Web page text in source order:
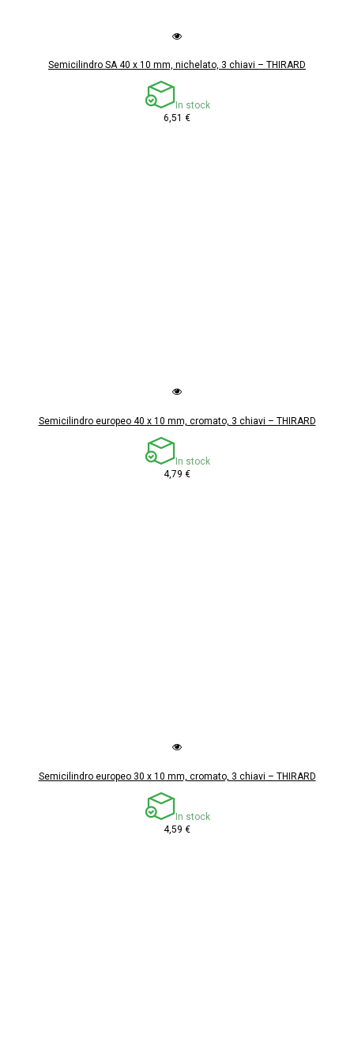
Semicilindro SA 40 x 10 mm, nichelato, 3 chiavi – THIRARD
In stock
6,51 €
Semicilindro europeo 40 x 10 mm, cromato, 3 chiavi – THIRARD
In stock
4,79 €
Semicilindro europeo 30 x 10 mm, cromato, 3 chiavi – THIRARD
In stock
4,59 €